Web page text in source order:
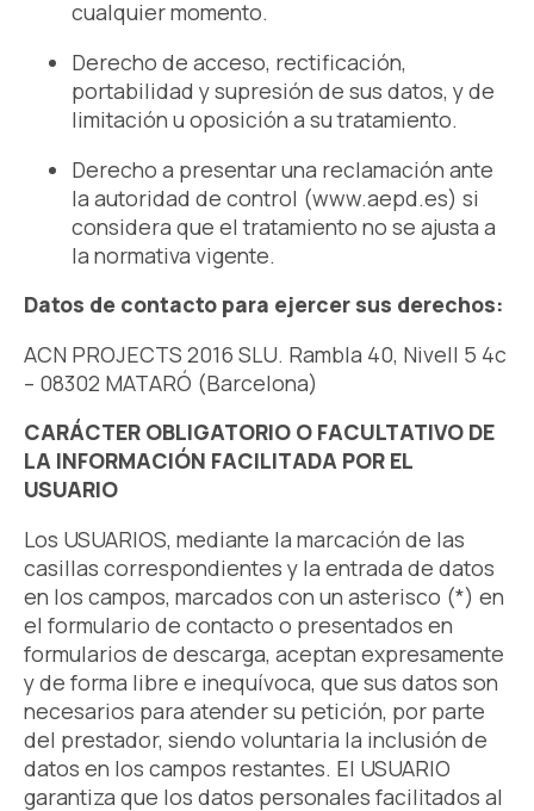
cualquier momento.
Derecho de acceso, rectificación,
portabilidad y supresión de sus datos, y de
limitación u oposición a su tratamiento.
Derecho a presentar una reclamación ante
la autoridad de control (www.aepd.es) si
considera que el tratamiento no se ajusta a
la normativa vigente.
Datos de contacto para ejercer sus derechos:
ACN PROJECTS 2016 SLU. Rambla 40, Nivell 5 4c
– 08302 MATARÓ (Barcelona)
CARÁCTER OBLIGATORIO O FACULTATIVO DE
LA INFORMACIÓN FACILITADA POR EL
USUARIO
Los USUARIOS, mediante la marcación de las
casillas correspondientes y la entrada de datos
en los campos, marcados con un asterisco (*) en
el formulario de contacto o presentados en
formularios de descarga, aceptan expresamente
y de forma libre e inequívoca, que sus datos son
necesarios para atender su petición, por parte
del prestador, siendo voluntaria la inclusión de
datos en los campos restantes. El USUARIO
garantiza que los datos personales facilitados al